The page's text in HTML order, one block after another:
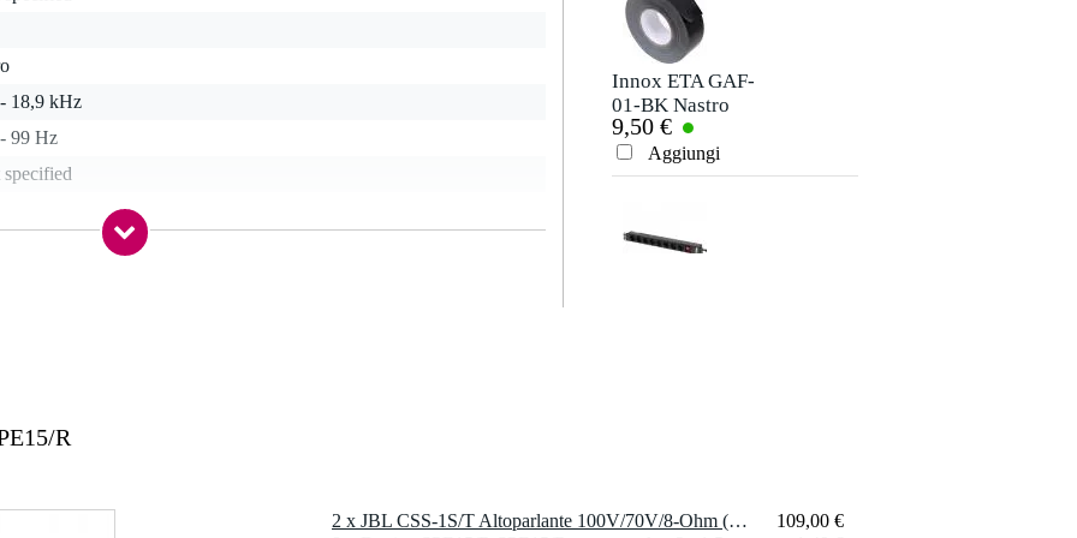
18,9 kHz
99 Hz
specified
Hz - 16 kHz
Innox ETA GAF-
01-BK Nastro
Gaffa 50 mm x 50
m nero
9,50 €
Aggiungi
R
2 x JBL CSS-1S/T Altoparlante 100V/70V/8-Ohm (ciascuno)
109,00 €